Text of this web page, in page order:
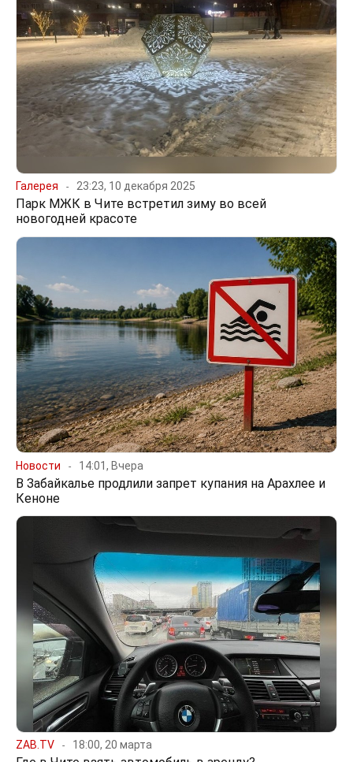
Галерея 23:23, 10 декабря 2025
Парк МЖК в Чите встретил зиму во всей
новогодней красоте
Новости 14:01, Вчера
В Забайкалье продлили запрет купания на Арахлее и
Кеноне
ZAB.TV 18:00, 20 марта